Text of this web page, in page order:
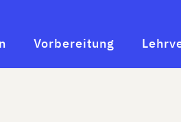
Vorbereitung